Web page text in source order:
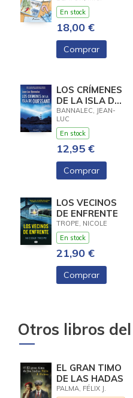
DILUVIO
(AGATHA
RAISIN 12)
En stock
18,00 €
Comprar
LOS CRÍMENES
DE LA ISLA DE
OUESSANT
(COMISARIO
DUPIN 13)
BANNALEC, JEAN-
LUC
En stock
12,95 €
Comprar
LOS VECINOS
DE ENFRENTE
TROPE, NICOLE
En stock
21,90 €
Comprar
Otros libros
EL GRAN TIMO
DE LAS HADAS
PALMA, FÉLIX J.